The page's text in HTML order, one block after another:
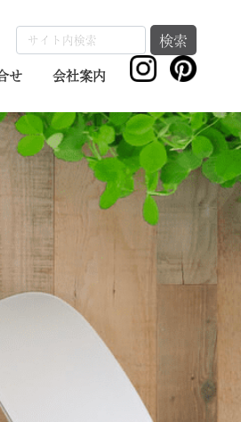
せ 会社案内
検索